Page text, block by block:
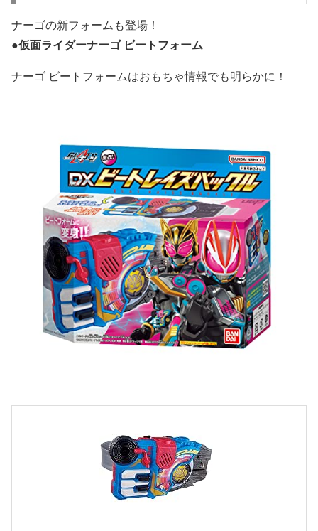
ナーゴの新フォームも登場！
●仮面ライダーナーゴ ビートフォーム
ナーゴ ビートフォームはおもちゃ情報でも明らかに！